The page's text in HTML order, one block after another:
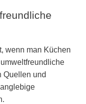
wenn man Küchen
Quellen und